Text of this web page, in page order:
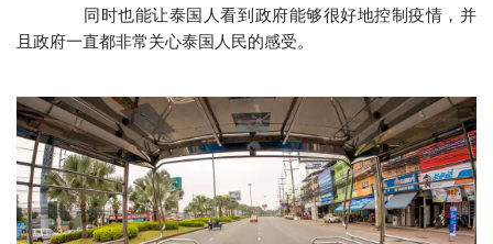
同时也能让泰国人看到政府能够很好地控制疫情，并
且政府一直都非常关心泰国人民的感受。